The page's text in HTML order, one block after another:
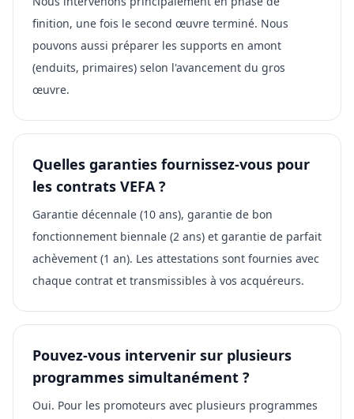
finition, une fois le second œuvre terminé. Nous
pouvons aussi préparer les supports en amont
(enduits, primaires) selon l'avancement du gros
œuvre.
Quelles garanties fournissez-vous pour
les contrats VEFA ?
Garantie décennale (10 ans), garantie de bon
fonctionnement biennale (2 ans) et garantie de parfait
achèvement (1 an). Les attestations sont fournies avec
chaque contrat et transmissibles à vos acquéreurs.
Pouvez-vous intervenir sur plusieurs
programmes simultanément ?
Oui. Pour les promoteurs avec plusieurs programmes